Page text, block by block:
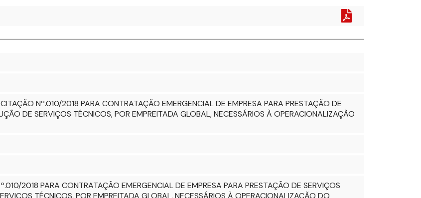
Nº.010/2018 PARA CONTRATAÇÃO EMERGENCIAL DE EMPRESA PARA PRESTAÇÃO DE
DE SERVIÇOS TÉCNICOS, POR EMPREITADA GLOBAL, NECESSÁRIOS À OPERACIONALIZAÇÃO
2018 PARA CONTRATAÇÃO EMERGENCIAL DE EMPRESA PARA PRESTAÇÃO DE SERVIÇOS